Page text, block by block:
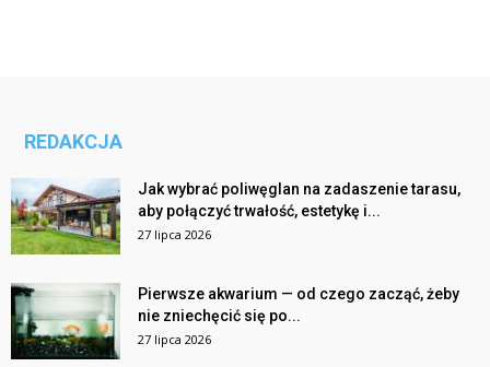
REDAKCJA
Jak wybrać poliwęglan na zadaszenie tarasu,
aby połączyć trwałość, estetykę i...
27 lipca 2026
Pierwsze akwarium — od czego zacząć, żeby
nie zniechęcić się po...
27 lipca 2026